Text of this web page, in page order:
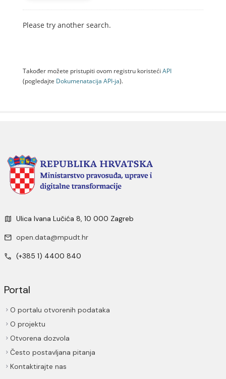
Please try another search.
Također možete pristupiti ovom registru koristeći API
(pogledajte Dokumenаtаcijа API-jа).